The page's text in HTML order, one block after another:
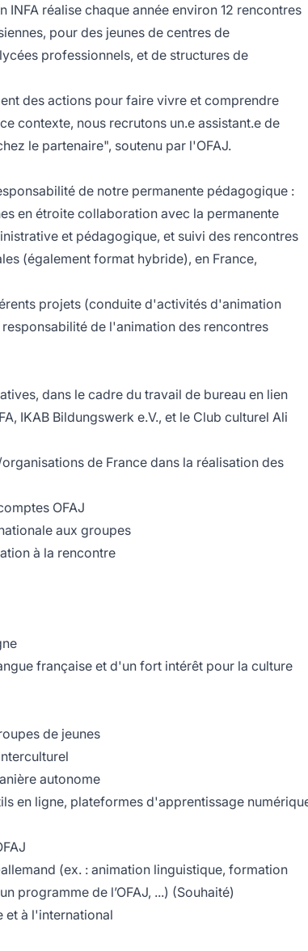
INFA réalise chaque année environ 12 rencontres
pour des jeunes de centres de
professionnels, et de structures de
des actions pour faire vivre et comprendre
contexte, nous recrutons un.e assistant.e de
le partenaire", soutenu par l'OFAJ.
de notre permanente pédagogique :
en étroite collaboration avec la permanente
et pédagogique, et suivi des rencontres
(également format hybride), en France,
projets (conduite d'activités d'animation
de l'animation des rencontres
dans le cadre du travail de bureau en lien
IKAB Bildungswerk e.V., et le Club culturel Ali
de France dans la réalisation des
OFAJ
aux groupes
à la rencontre
française et d'un fort intérêt pour la culture
de jeunes
autonome
en ligne, plateformes d'apprentissage
(ex. : animation linguistique, formation
programme de l’OFAJ, ...) (Souhaité)
et à l'international